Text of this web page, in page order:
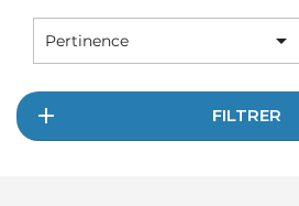
Pertinence 
FILTRER